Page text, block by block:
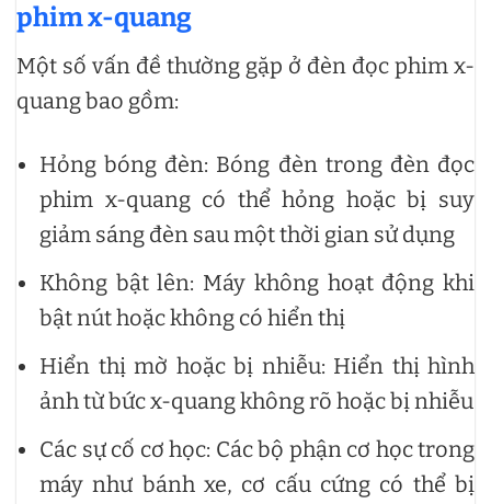
phim x-quang
Một số vấn đề thường gặp ở đèn đọc phim x-
quang bao gồm:
Hỏng bóng đèn: Bóng đèn trong đèn đọc
phim x-quang có thể hỏng hoặc bị suy
giảm sáng đèn sau một thời gian sử dụng
Không bật lên: Máy không hoạt động khi
bật nút hoặc không có hiển thị
Hiển thị mờ hoặc bị nhiễu: Hiển thị hình
ảnh từ bức x-quang không rõ hoặc bị nhiễu
Các sự cố cơ học: Các bộ phận cơ học trong
máy như bánh xe, cơ cấu cứng có thể bị